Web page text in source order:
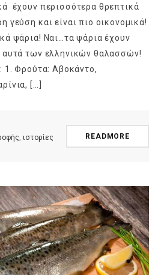
έχουν περισσότερα θρεπτικά
γεύση και είναι πιο οικονομικά!
ψάρια! Ναι…τα ψάρια έχουν
αυτά των ελληνικών θαλασσών!
1. Φρούτα: Αβοκάντο,
[…]
, ιστορίες
READMORE